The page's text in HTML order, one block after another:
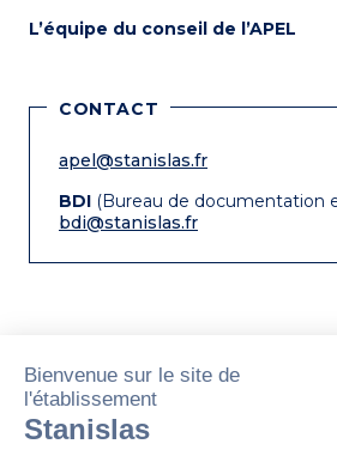
CONTACT
apel@stanislas.fr
BDI (Bureau de documentation
bdi@stanislas.fr
L’équipe du conseil de l’APEL
Stanislas est un établissement privé
associé à l’Etat par contrat, fondé en
l’abbé Claude Liautard dans le
Dame-des-Champs à Paris.